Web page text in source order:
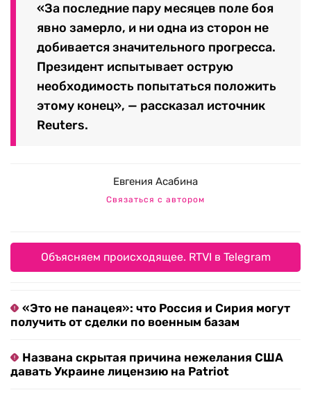
«За последние пару месяцев поле боя
явно замерло, и ни одна из сторон не
добивается значительного прогресса.
Президент испытывает острую
необходимость попытаться положить
этому конец», — рассказал источник
Reuters.
Евгения Асабина
Связаться с автором
Объясняем происходящее. RTVI в Telegram
«Это не панацея»: что Россия и Сирия могут
получить от сделки по военным базам
Названа скрытая причина нежелания США
давать Украине лицензию на Patriot